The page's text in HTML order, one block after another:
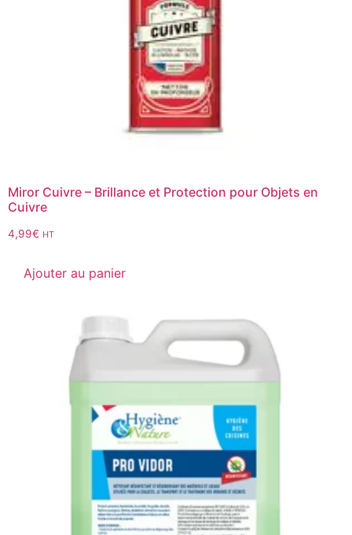
Miror Cuivre – Brillance et Protection pour Objets en
Cuivre
4,99€ HT
Ajouter au panier